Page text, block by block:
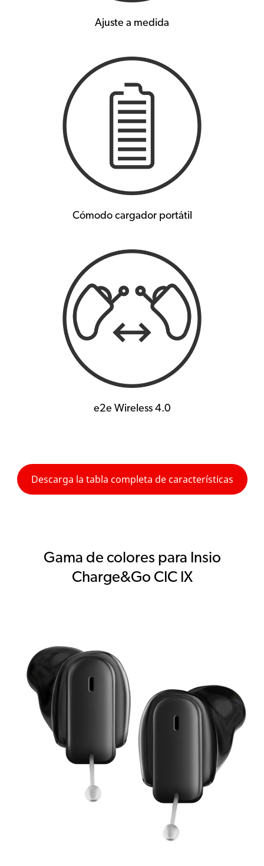
Ajuste a medida
Cómodo cargador portátil
e2e Wireless 4.0
Descarga la tabla completa de características
Gama de colores para Insio
Charge&Go CIC IX